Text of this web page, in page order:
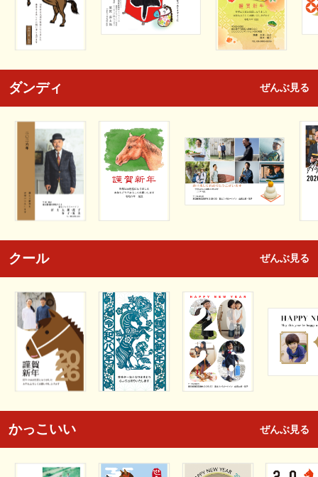
ダンディ ぜんぶ見る
クール ぜんぶ見る
かっこいい ぜんぶ見る